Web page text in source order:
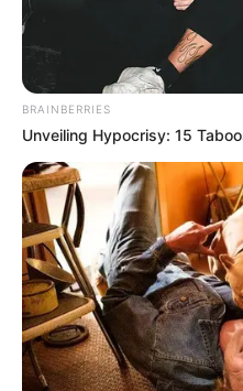
BRAINBERRIES
Unveiling Hypocrisy: 15